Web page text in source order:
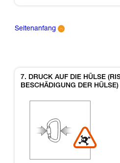
Seitenanfang
7. DRUCK AUF DIE HÜLSE
BESCHÄDIGUNG DER HÜLSE)